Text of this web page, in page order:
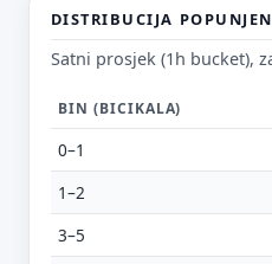
DISTRIBUCIJA
Satni prosjek (1h bucket),
BIN (BICIKALA)
0–1
1–2
3–5